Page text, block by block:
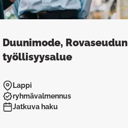
Duunimode, Rovaseudun
työllisyysalue
Lappi
ryhmävalmennus
Jatkuva haku